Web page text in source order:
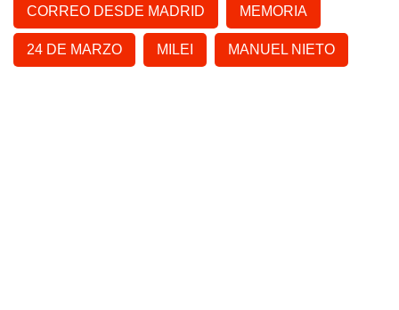
CORREO DESDE MADRID MEMORIA
24 DE MARZO MILEI MANUEL NIETO